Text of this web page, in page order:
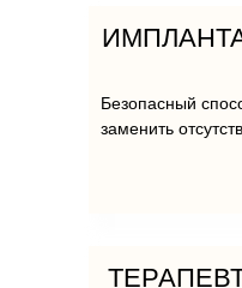
Безопасный
заменить